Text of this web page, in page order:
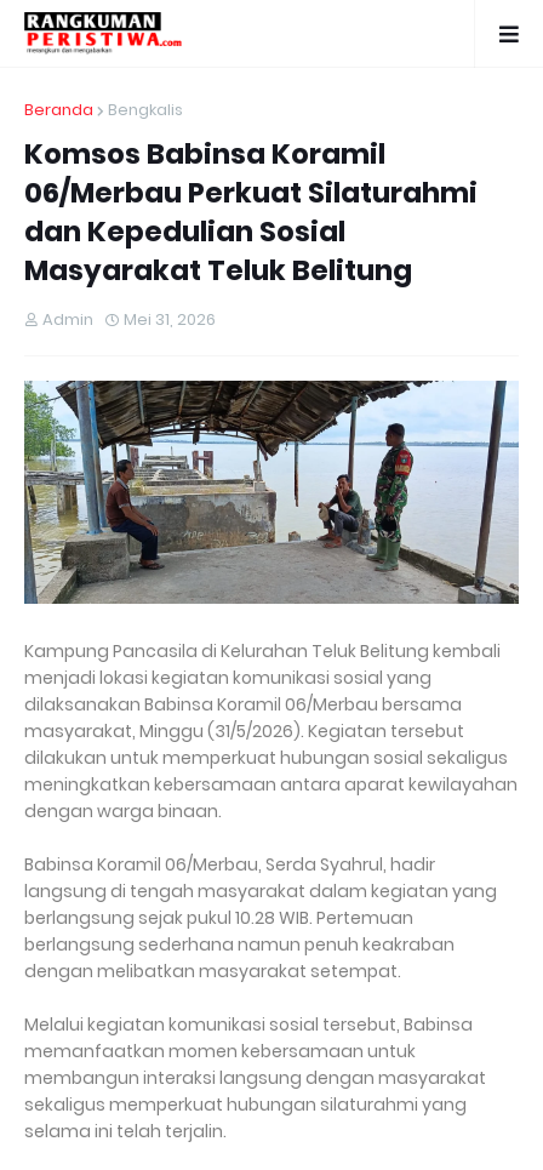
Beranda Bengkalis
Komsos Babinsa Koramil
06/Merbau Perkuat Silaturahmi
dan Kepedulian Sosial
Masyarakat Teluk Belitung
Admin Mei 31, 2026
Kampung Pancasila di Kelurahan Teluk Belitung kembali
menjadi lokasi kegiatan komunikasi sosial yang
dilaksanakan Babinsa Koramil 06/Merbau bersama
masyarakat, Minggu (31/5/2026). Kegiatan tersebut
dilakukan untuk memperkuat hubungan sosial sekaligus
meningkatkan kebersamaan antara aparat kewilayahan
dengan warga binaan.
Babinsa Koramil 06/Merbau, Serda Syahrul, hadir
langsung di tengah masyarakat dalam kegiatan yang
berlangsung sejak pukul 10.28 WIB. Pertemuan
berlangsung sederhana namun penuh keakraban
dengan melibatkan masyarakat setempat.
Melalui kegiatan komunikasi sosial tersebut, Babinsa
memanfaatkan momen kebersamaan untuk
membangun interaksi langsung dengan masyarakat
sekaligus memperkuat hubungan silaturahmi yang
selama ini telah terjalin.